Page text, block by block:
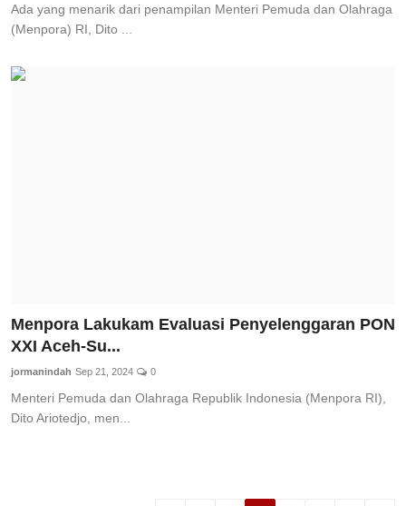
Ada yang menarik dari penampilan Menteri Pemuda dan Olahraga
(Menpora) RI, Dito ...
Menpora Lakukam Evaluasi Penyelenggaran PON
XXI Aceh-Su...
jormanindah Sep 21, 2024 0
Menteri Pemuda dan Olahraga Republik Indonesia (Menpora RI),
Dito Ariotedjo, men...